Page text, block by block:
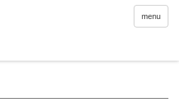
menu